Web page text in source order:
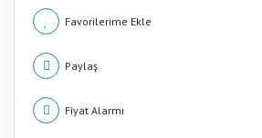
Paylaş
Fiyat Alarmı